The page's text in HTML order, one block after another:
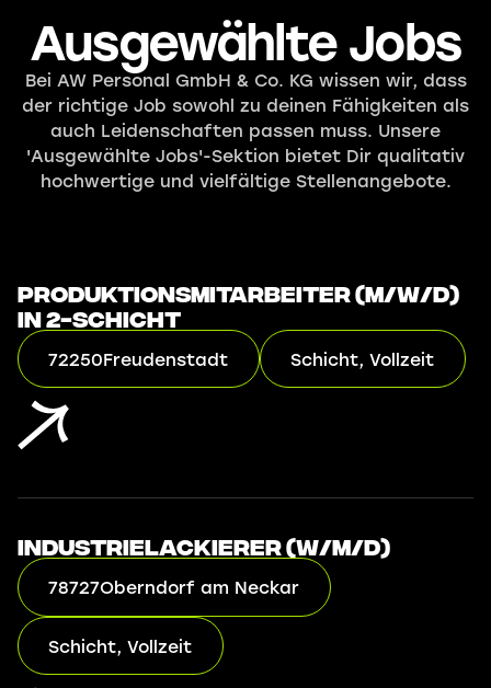
Ausgewählte Jobs
Bei AW Personal GmbH & Co. KG wissen wir, dass
der richtige Job sowohl zu deinen Fähigkeiten als
auch Leidenschaften passen muss. Unsere
'Ausgewählte Jobs'-Sektion bietet Dir qualitativ
hochwertige und vielfältige Stellenangebote.
Produktionsmitarbeiter (m/w/d)
in 2-Schicht
72250Freudenstadt Schicht, Vollzeit
Industrielackierer (w/m/d)
78727Oberndorf am Neckar
Schicht, Vollzeit